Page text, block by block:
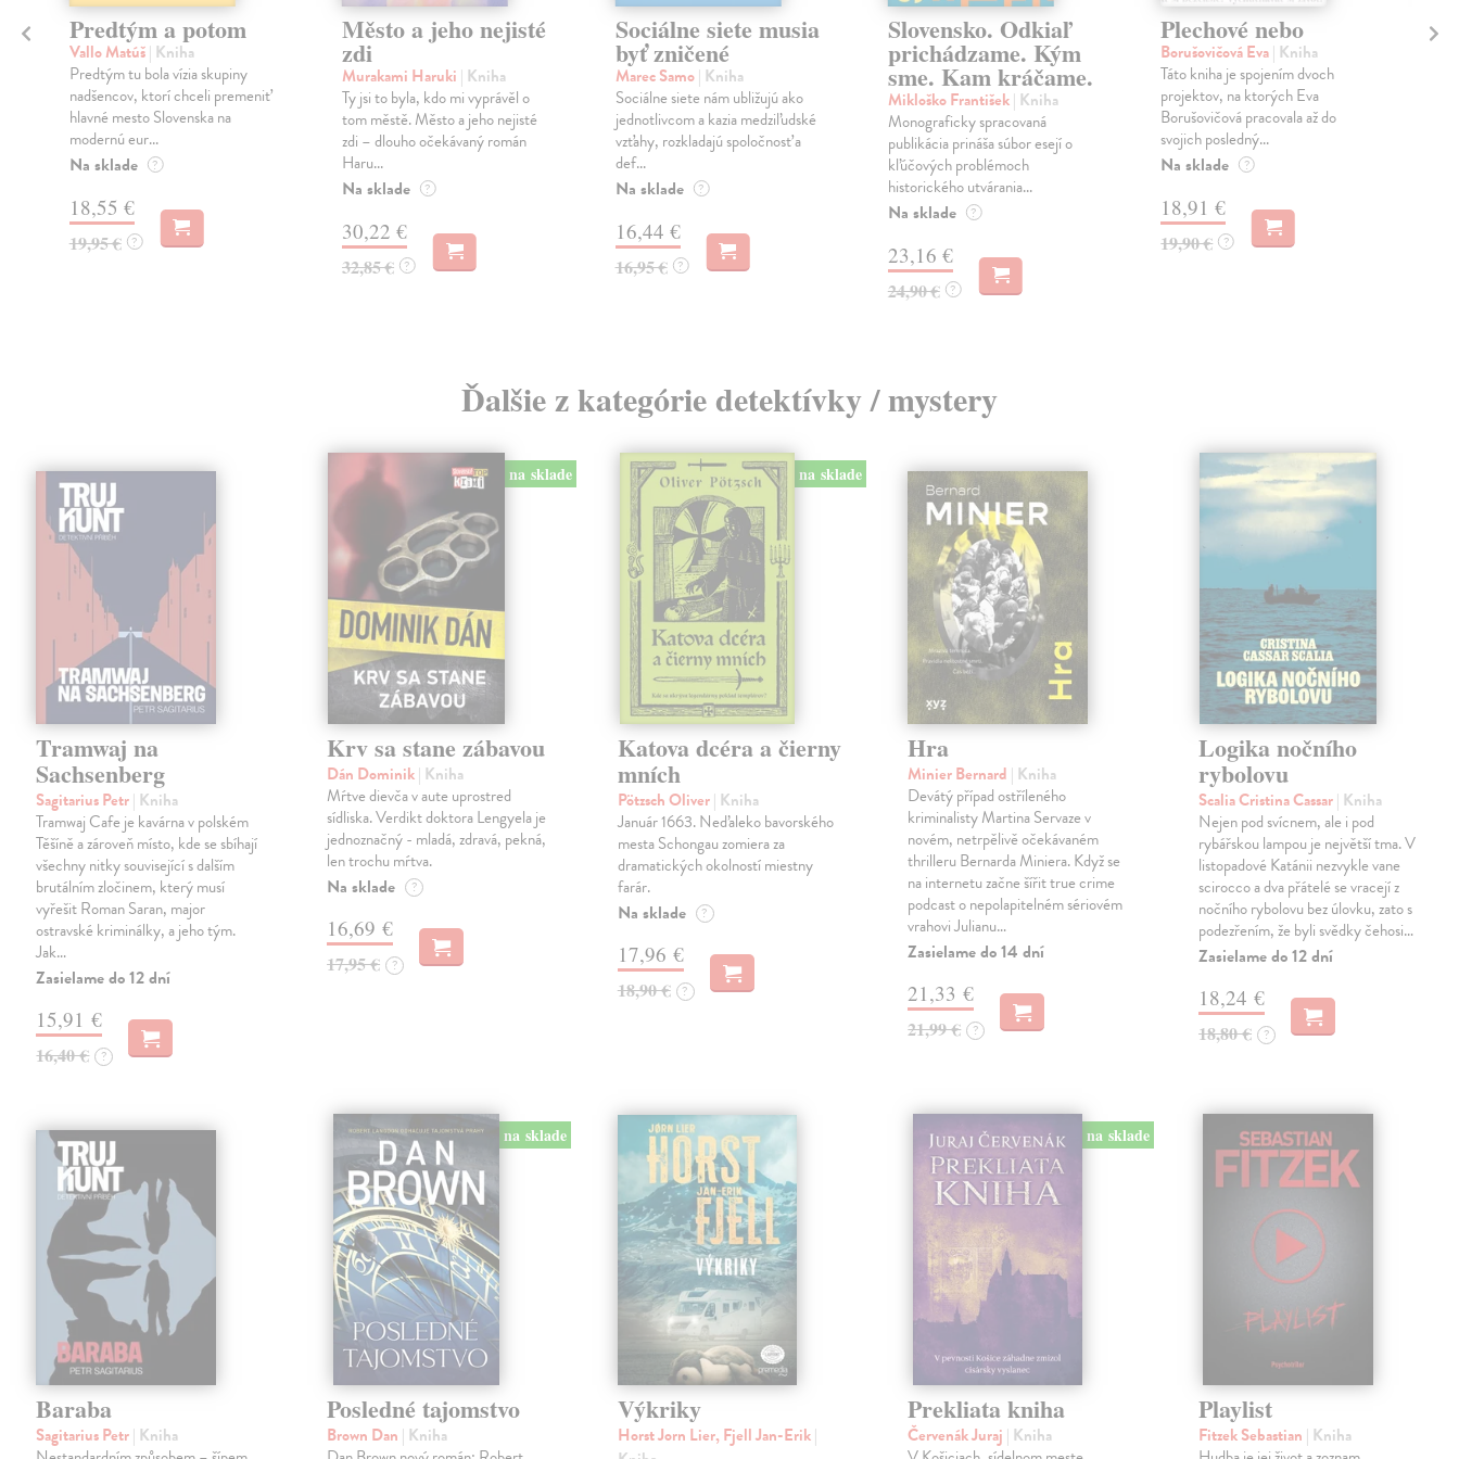
Predtým a potom
Vallo Matúš| Kniha
Predtým tu bola vízia skupiny
nadšencov, ktorí chceli premeniť
hlavné mesto Slovenska na
modernú eur...
Na sklade ?
18,55 €
19,95 € ?
Město a jeho nejisté
zdi
Murakami Haruki | Kniha
Ty jsi to byla, kdo mi vyprávěl o
tom městě. Město a jeho nejisté
zdi – dlouho očekávaný román
Haru...
Na sklade ?
30,22 €
32,85 € ?
Sociálne siete musia
byť zničené
Marec Samo| Kniha
Sociálne siete nám ubližujú ako
jednotlivcom a kazia medziľudské
vzťahy, rozkladajú spoločnosť a
def...
Na sklade ?
16,44 €
16,95 € ?
Slovensko. Odkiaľ
prichádzame. Kým
sme. Kam kráčame.
Mikloško František| Kniha
Monograficky spracovaná
publikácia prináša súbor esejí o
kľúčových problémoch
historického utvárania...
Na sklade ?
23,16 €
24,90 € ?
Plechové nebo
Borušovičová Eva| Kniha
Táto kniha je spojením dvoch
projektov, na ktorých Eva
Borušovičová pracovala až do
svojich posledný...
Na sklade ?
18,91 €
19,90 € ?
Ďalšie z kategórie detektívky / mystery
Tramwaj na
Sachsenberg
Sagitarius Petr| Kniha
Tramwaj Cafe je kavárna v polském
Těšíně a zároveň místo, kde se sbíhají
všechny nitky související s dalším
brutálním zločinem, který musí
vyřešit Roman Saran, major
ostravské kriminálky, a jeho tým.
Jak…
Zasielame do 12 dní
15,91 €
16,40 € ?
na sklade
Krv sa stane zábavou
Dán Dominik| Kniha
Mŕtve dievča v aute uprostred
sídliska. Verdikt doktora Lengyela je
jednoznačný - mladá, zdravá, pekná,
len trochu mŕtva.
Na sklade ?
16,69 €
17,95 € ?
na sklade
Katova dcéra a čierny
mních
Pötzsch Oliver| Kniha
Január 1663. Neďaleko bavorského
mesta Schongau zomiera za
dramatických okolností miestny
farár.
Na sklade ?
17,96 €
18,90 € ?
Hra
Minier Bernard | Kniha
Devátý případ ostříleného
kriminalisty Martina Servaze v
novém, netrpělivě očekávaném
thrilleru Bernarda Miniera. Když se
na internetu začne šířit true crime
podcast o nepolapitelném sériovém
vrahovi Julianu…
Zasielame do 14 dní
21,33 €
21,99 € ?
Logika nočního
rybolovu
Scalia Cristina Cassar| Kniha
Nejen pod svícnem, ale i pod
rybářskou lampou je největší tma. V
listopadové Katánii nezvykle vane
scirocco a dva přátelé se vracejí z
nočního rybolovu bez úlovku, zato s
podezřením, že byli svědky čehosi…
Zasielame do 12 dní
18,24 €
18,80 € ?
Baraba
Sagitarius Petr| Kniha
na sklade
Posledné tajomstvo
Brown Dan | Kniha
Výkriky
Horst Jorn Lier, Fjell Jan-Erik|
na sklade
Prekliata kniha
Červenák Juraj | Kniha
Playlist
Fitzek Sebastian | Kniha